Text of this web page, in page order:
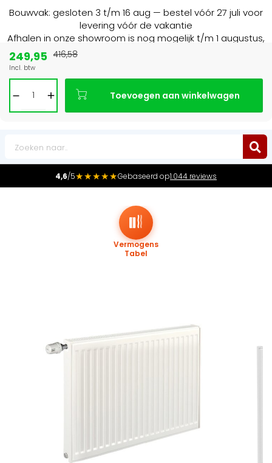
Bouwvak: gesloten 3 t/m 16 aug — bestel vóór 27 juli voor
levering vóór de vakantie
Afhalen in onze showroom is nog mogelijk t/m 1 augustus,
4,6/5★★★★★Gebaseerd op1.044 reviews
Vermogens
Tabel
249,95
Incl. btw
416,58
Toevoegen aan winkelwagen